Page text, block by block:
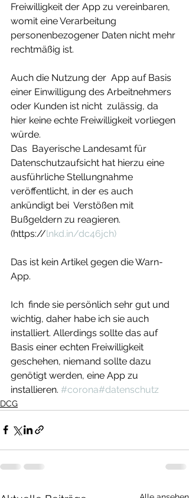
Freiwilligkeit der App zu vereinbaren,
womit eine Verarbeitung
personenbezogener Daten nicht mehr
rechtmäßig ist.
Auch die Nutzung der  App auf Basis
einer Einwilligung des Arbeitnehmers
oder Kunden ist nicht  zulässig, da
hier keine echte Freiwilligkeit vorliegen
würde.
Das  Bayerische Landesamt für
Datenschutzaufsicht hat hierzu eine
ausführliche Stellungnahme
veröffentlicht, in der es auch
ankündigt bei  Verstößen mit
Bußgeldern zu reagieren.
(https://lnkd.in/dc46jch)
Das ist kein Artikel gegen die Warn-
App.
Ich  finde sie persönlich sehr gut und
wichtig, daher habe ich sie auch
installiert. Allerdings sollte das auf
Basis einer echten Freiwilligkeit
geschehen, niemand sollte dazu
genötigt werden, eine App zu
installieren. #corona#datenschutz
DCG